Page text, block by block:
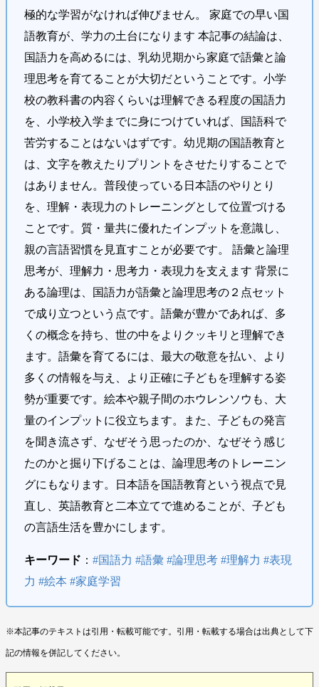
極的な学習がなければ伸びません。 家庭での早い国
語教育が、学力の土台になります 本記事の結論は、
国語力を高めるには、乳幼児期から家庭で語彙と論
理思考を育てることが大切だということです。小学
校の教科書の内容くらいは理解できる程度の国語力
を、小学校入学までに身につけていれば、国語科で
苦労することはないはずです。幼児期の国語教育と
は、文字を教えたりプリントをさせたりすることで
はありません。普段使っている日本語のやりとり
を、理解・表現力のトレーニングとして位置づける
ことです。質・量共に優れたインプットを意識し、
親の言語習慣を見直すことが必要です。 語彙と論理
思考が、理解力・思考力・表現力を支えます 背景に
ある論理は、国語力が語彙と論理思考の２点セット
で成り立つという点です。語彙が豊かであれば、多
くの概念を持ち、世の中をよりクッキリと理解でき
ます。語彙を育てるには、最大の敬意を払い、より
多くの情報を与え、より正確に子どもを理解する姿
勢が重要です。絵本や親子間のホウレンソウも、大
量のインプットに役立ちます。また、子どもの発言
を聞き流さず、なぜそう思ったのか、なぜそう感じ
たのかと掘り下げることは、論理思考のトレーニン
グにもなります。日本語を国語教育という視点で見
直し、英語教育と二本立てで進めることが、子ども
の言語生活を豊かにします。
キーワード ： #国語力 #語彙 #論理思考 #理解力 #表現
力 #絵本 #家庭学習
※本記事のテキストは引用・転載可能です。引用・転載する場合は出典として下
記の情報を併記してください。